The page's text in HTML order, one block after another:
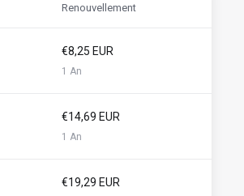
Renouvellement
€8,25 EUR
1 An
€14,69 EUR
1 An
€19,29 EUR